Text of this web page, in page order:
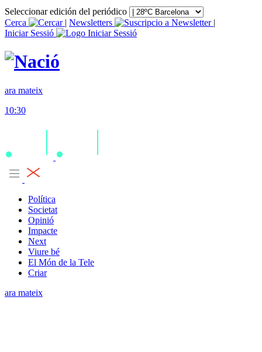
Seleccionar edición del periódico
Cerca
| Newsletters
|
Iniciar Sessió
ara mateix
10:30
Política
Societat
Opinió
Impacte
Next
Viure bé
El Món de la Tele
Criar
ara mateix